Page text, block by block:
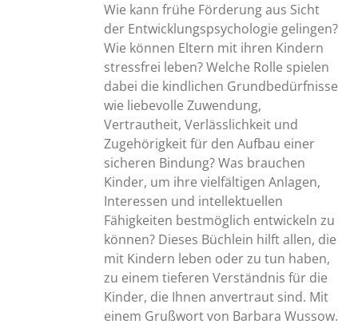
Wie kann frühe Förderung aus Sicht
der Entwicklungspsychologie gelingen?
Wie können Eltern mit ihren Kindern
stressfrei leben? Welche Rolle spielen
dabei die kindlichen Grundbedürfnisse
wie liebevolle Zuwendung,
Vertrautheit, Verlässlichkeit und
Zugehörigkeit für den Aufbau einer
sicheren Bindung? Was brauchen
Kinder, um ihre vielfältigen Anlagen,
Interessen und intellektuellen
Fähigkeiten bestmöglich entwickeln zu
können? Dieses Büchlein hilft allen, die
mit Kindern leben oder zu tun haben,
zu einem tieferen Verständnis für die
Kinder, die Ihnen anvertraut sind. Mit
einem Grußwort von Barbara Wussow.